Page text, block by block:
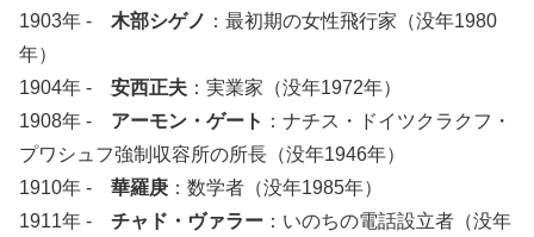
1903年 - 木部シゲノ ：最初期の女性飛行家（没年1980
年）
1904年 - 安西正夫 ：実業家（没年1972年）
1908年 - アーモン・ゲート ：ナチス・ドイツクラクフ・
プワシュフ強制収容所の所長（没年1946年）
1910年 - 華羅庚 ：数学者（没年1985年）
1911年 - チャド・ヴァラー ：いのちの電話設立者（没年